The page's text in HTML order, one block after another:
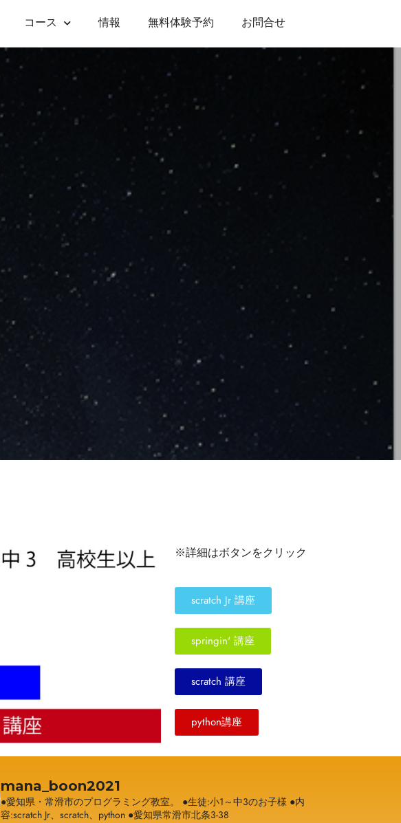
コース 情報 無料体験予約 お問合せ
※詳細はボタンをクリック
scratch Jr 講座
springin' 講座
scratch 講座
python講座
mana_boon2021
●愛知県・常滑市のプログラミング教室。 ●生徒:小1～中3のお子様 ●内
容:scratch Jr、scratch、python ●愛知県常滑市北条3-38